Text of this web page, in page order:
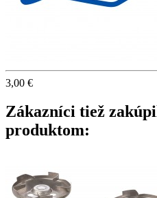
3,00 €
Zákazníci tiež
produktom: